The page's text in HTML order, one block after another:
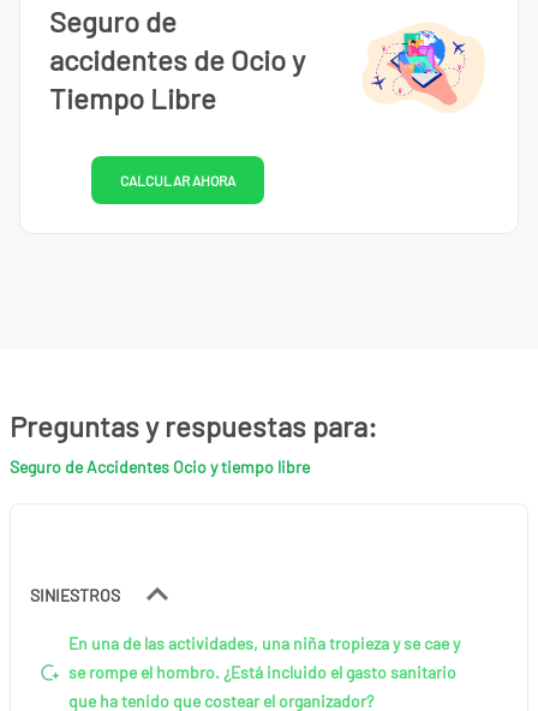
Preguntas y respuestas para:
Seguro de Accidentes Ocio y tiempo libre
SINIESTROS
En una de las actividades, una niña tropieza y se cae y
se rompe el hombro. ¿Está incluido el gasto sanitario
que ha tenido que costear el organizador?
Seguro de
accidentes de Ocio y
Tiempo Libre
CALCULAR AHORA